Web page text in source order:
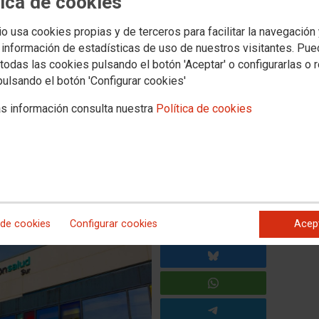
usa cookies propias y de terceros para facilitar la navegación
de estadísticas de uso de nuestros visitantes.
las cookies pulsando el botón 'Aceptar' o configurarlas o
el botón 'Configurar cookies'
información consulta nuestra Política de cookies
cookies Configurar cookies
la Inspección de
al Grupo Quirón por
plantilla
ha iniciado un nuevo procedimiento sancionador contra el
una denuncia de CCOO por incumplimientos en materia de